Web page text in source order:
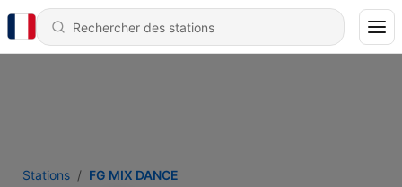
Stations FG MIX DANCE